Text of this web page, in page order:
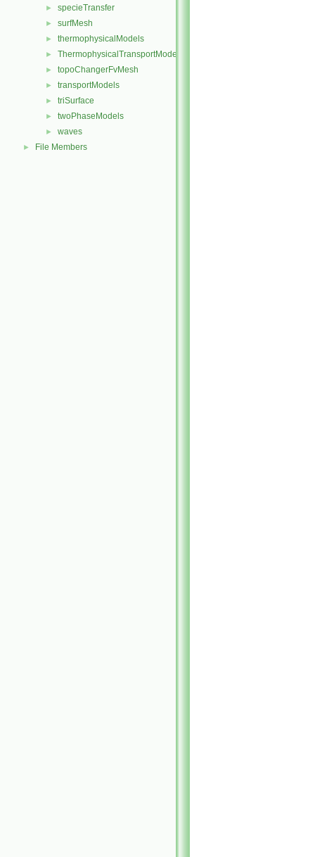
► specieTransfer
► surfMesh
► thermophysicalModels
► ThermophysicalTransportModels
► topoChangerFvMesh
► transportModels
► triSurface
► twoPhaseModels
► waves
► File Members